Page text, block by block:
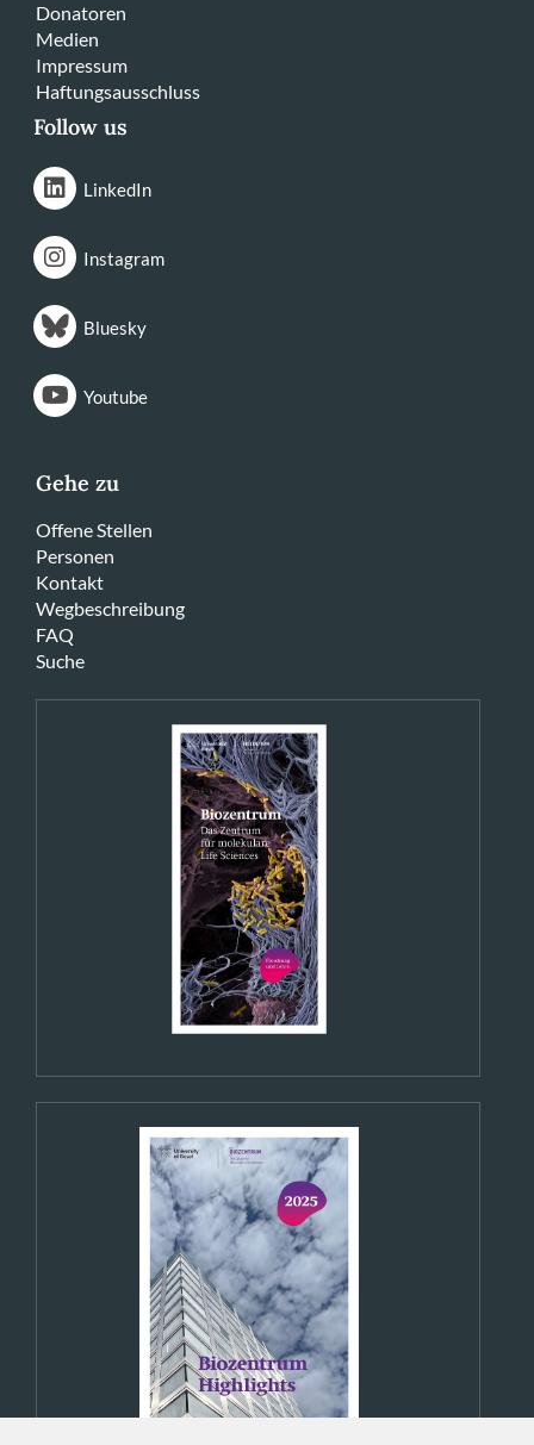
Donatoren
Medien
Impressum
Haftungsausschluss
Follow us
LinkedIn
Instagram
Bluesky
Youtube
Gehe zu
Offene Stellen
Personen
Kontakt
Wegbeschreibung
FAQ
Suche